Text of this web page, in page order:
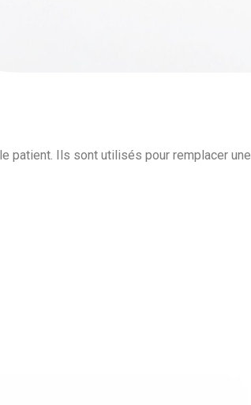
patient. Ils sont utilisés pour remplacer une